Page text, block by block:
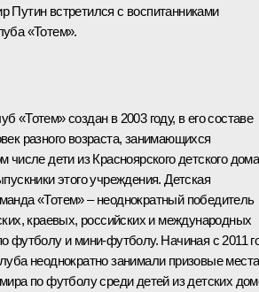
Путин встретился с воспитанниками
«Тотем».
«Тотем» создан в 2003 году, в его составе
разного возраста, занимающихся
числе дети из Красноярского детского дома
этого учреждения. Детская
«Тотем» – неоднократный победитель
краевых, российских и международных
футболу и мини-футболу. Начиная с 2011
неоднократно занимали призовые места
по футболу среди детей из детских